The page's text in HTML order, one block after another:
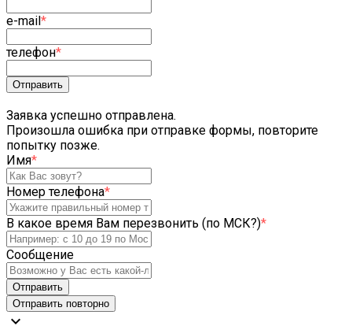
e-mail *
телефон*
Отправить
Заявка успешно отправлена.
Произошла ошибка при отправке формы, повторите
попытку позже.
Имя*
Номер телефона*
В какое время Вам перезвонить (по МСК?)*
Сообщение
Отправить
Отправить повторно
expand_more